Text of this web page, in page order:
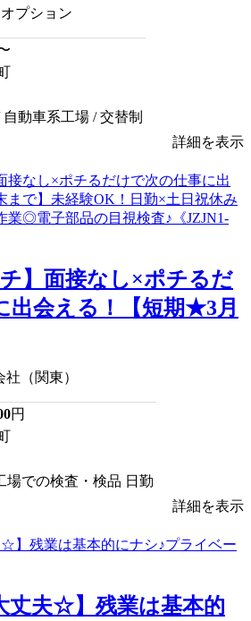
プション
動車系工場 / 交替制
詳細を表示
チ】面接なし×ポチるだ
出会える！【短期★3月
（関東）
円
場での検査・検品 日勤
詳細を表示
丈夫☆】残業は基本的